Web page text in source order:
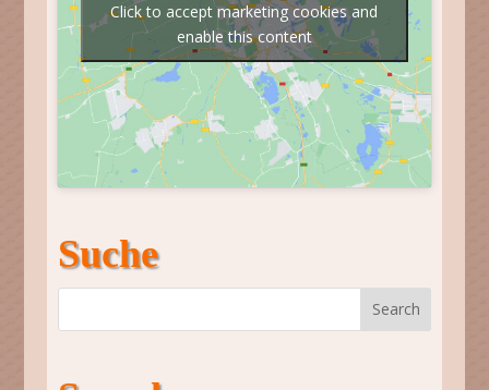
Click to accept marketing cookies and
enable this content
Suche